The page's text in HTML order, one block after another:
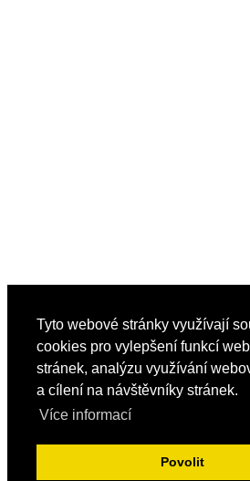
Tyto webové stránky využívají
cookies pro vylepšení funkcí
stránek, analýzu využívání
a cílení na návštěvníky stránek.
Více informací
Povolit